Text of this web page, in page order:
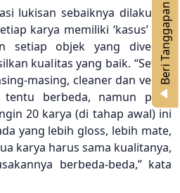
lukisan sebaiknya dilakukan
karya memiliki ‘kasus’ nya
setiap objek yang divernis
kualitas yang baik. “Setiap
masing, cleaner dan vernis
berbeda, namun pada
20 karya (di tahap awal) ini
yang lebih gloss, lebih mate,
karya harus sama kualitanya,
berbeda-beda,” kata
n